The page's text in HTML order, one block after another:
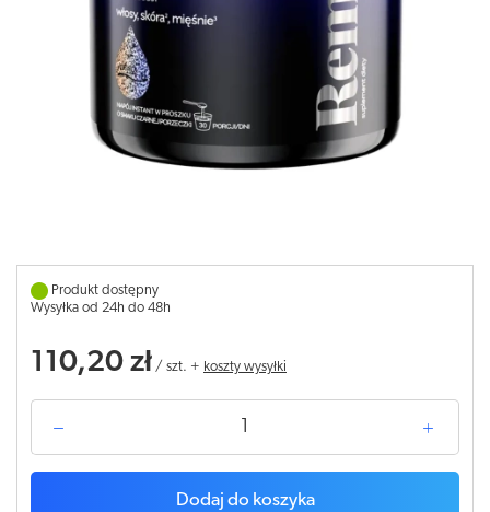
Produkt dostępny
Wysyłka od 24h do 48h
110,20 zł / szt. + koszty wysyłki
Dodaj do koszyka